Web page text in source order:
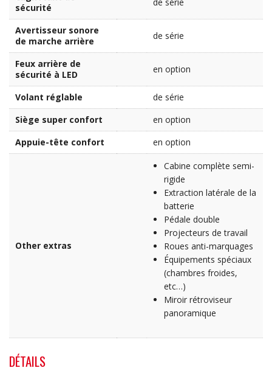
sécurité
Avertisseur sonore
de marche arrière
de série
Feux arrière de
sécurité à LED
en option
Volant réglable
de série
Siège super confort
en option
Appuie-tête confort
en option
Other extras
Cabine complète semi-
rigide
Extraction latérale de la
batterie
Pédale double
Projecteurs de travail
Roues anti-marquages
Équipements spéciaux
(chambres froides,
etc…)
Miroir rétroviseur
panoramique
DÉTAILS